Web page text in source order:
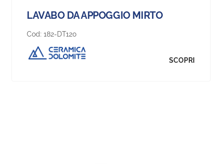
LAVABO DA APPOGGIO MIRTO
Cod: 182-DT120
SCOPRI